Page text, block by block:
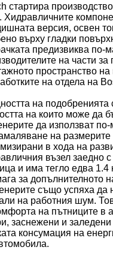
стартира
Хидравличните
версия, освен
върху гладки
предизвиква по-
на части
пространство
на отдела на
на подобренията
на които може да
да използват
на размерите
в хода на
възел заедно
и има тегло едва
за допълнителното
също успяха да
на работния шум.
на пътниците в
заснежени и
консумация на